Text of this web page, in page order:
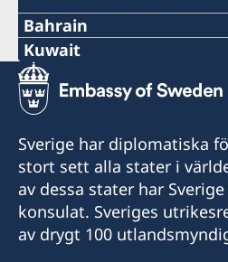
Bahrain
Tel
+973 17 339 799
Swecon@batelco.com.bh
Fax
+973 17 320 498
Kuwait
Tel
+971 2 417 88 00
E-Post
Ambassaden.abu-
Sverige har inte något
Sverige har diplomatiska
stort sett alla stater i
av dessa stater har
konsulat. Sveriges
av drygt 100